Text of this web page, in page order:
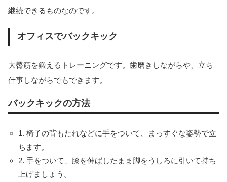
継続できるものなのです。
オフィスでバックキック
大臀筋を鍛えるトレーニングです。歯磨きしながらや、立ち
仕事しながらでもできます。
バックキックの方法
1. 椅子の背もたれなどに手をついて、まっすぐな姿勢で立
ちます。
2. 手をついて、膝を伸ばしたまま脚をうしろに引いて持ち
上げましょう。